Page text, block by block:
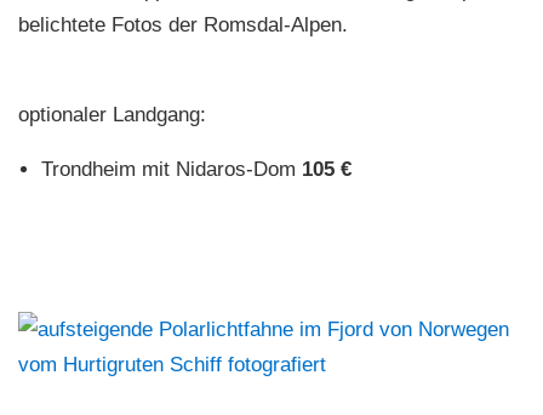
belichtete Fotos der Romsdal-Alpen.
optionaler Landgang:
Trondheim mit Nidaros-Dom 105 €